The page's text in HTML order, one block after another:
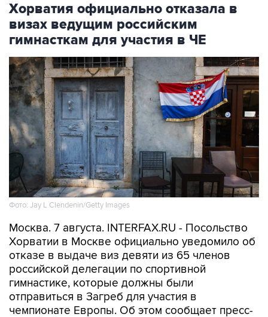
Хорватия официально отказала в
визах ведущим российским
гимнасткам для участия в ЧЕ
Фото: Jay L Clendenin/Getty Images
Москва. 7 августа. INTERFAX.RU - Посольство
Хорватии в Москве официально уведомило об
отказе в выдаче виз девяти из 65 членов
российской делегации по спортивной
гимнастике, которые должны были
отправиться в Загреб для участия в
чемпионате Европы. Об этом сообщает пресс-